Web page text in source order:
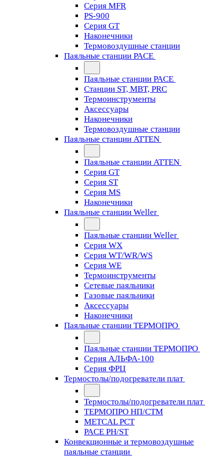
Серия MFR
PS-900
Серия GT
Наконечники
Термовоздушные станции
Паяльные станции PACE
Паяльные станции PACE
Станции ST, MBT, PRC
Термоинструменты
Аксессуары
Наконечники
Термовоздушные станции
Паяльные станции ATTEN
Паяльные станции ATTEN
Серия GT
Серия ST
Серия MS
Наконечники
Паяльные станции Weller
Паяльные станции Weller
Серия WX
Серия WT/WR/WS
Серия WE
Термоинструменты
Сетевые паяльники
Газовые паяльники
Аксессуары
Наконечники
Паяльные станции ТЕРМОПРО
Паяльные станции ТЕРМОПРО
Серия АЛЬФА-100
Серия ФРЦ
Термостолы/подогреватели плат
Термостолы/подогреватели плат
ТЕРМОПРО НП/СТМ
METCAL PCT
PACE PH/ST
Конвекционные и термовоздушные
паяльные станции